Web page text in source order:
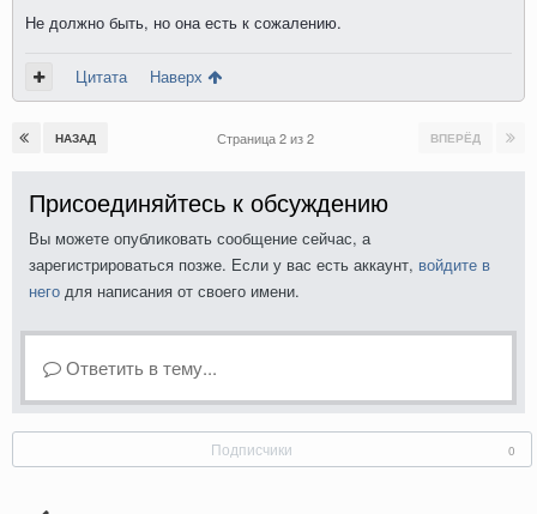
Не должно быть, но она есть к сожалению.
Цитата Наверх
НАЗАД ВПЕРЁД
Страница 2 из 2
Присоединяйтесь к обсуждению
Вы можете опубликовать сообщение сейчас, а
зарегистрироваться позже. Если у вас есть аккаунт, войдите в
него для написания от своего имени.
Ответить в тему...
Подписчики 0